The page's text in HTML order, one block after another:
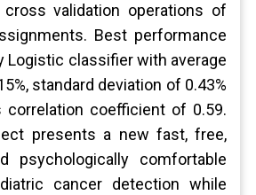
validation operations of
Best performance
Logistic classifier with average
standard deviation of 0.43%
correlation coefficient of 0.59.
presents a new fast, free,
psychologically comfortable
cancer detection while